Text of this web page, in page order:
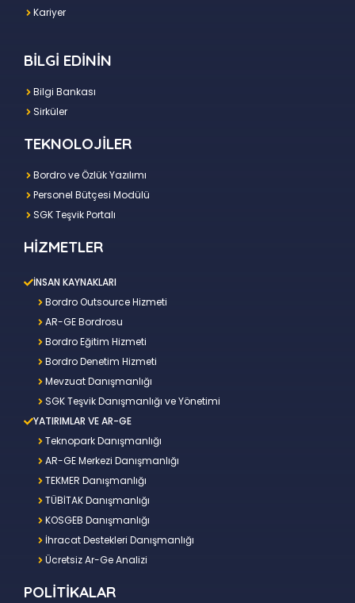
Kariyer
BİLGİ EDİNİN
Bilgi Bankası
Sirküler
TEKNOLOJİLER
Bordro ve Özlük Yazılımı
Personel Bütçesi Modülü
SGK Teşvik Portalı
HİZMETLER
İNSAN KAYNAKLARI
Bordro Outsource Hizmeti
AR-GE Bordrosu
Bordro Eğitim Hizmeti
Bordro Denetim Hizmeti
Mevzuat Danışmanlığı
SGK Teşvik Danışmanlığı ve Yönetimi
YATIRIMLAR VE AR-GE
Teknopark Danışmanlığı
AR-GE Merkezi Danışmanlığı
TEKMER Danışmanlığı
TÜBİTAK Danışmanlığı
KOSGEB Danışmanlığı
İhracat Destekleri Danışmanlığı
Ücretsiz Ar-Ge Analizi
POLİTİKALAR